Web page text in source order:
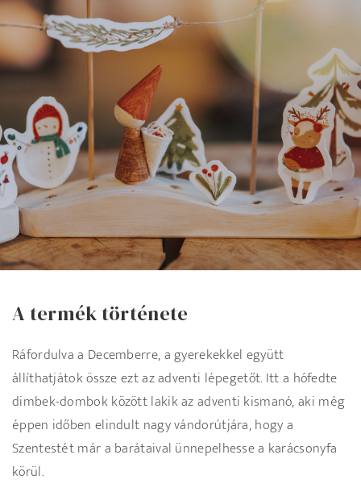
A termék története
Ráfordulva a Decemberre, a gyerekekkel együtt
állíthatjátok össze ezt az adventi lépegetőt. Itt a hófedte
dimbek-dombok között lakik az adventi kismanó, aki még
éppen időben elindult nagy vándorútjára, hogy a
Szentestét már a barátaival ünnepelhesse a karácsonyfa
körül.